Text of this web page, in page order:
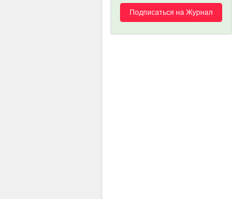
Подписаться на Журнал